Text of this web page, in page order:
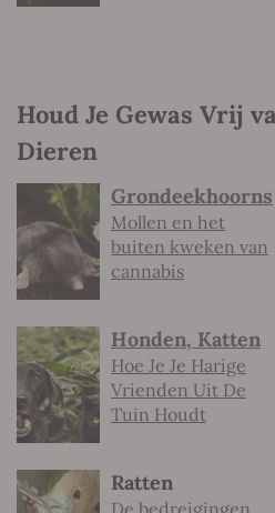
Houd Je Gewas Vrij
Dieren
Grondeekhoorns
Mollen en het
buiten kweken van
cannabis
Honden, Katten
Hoe Je Je Harige
Vrienden Uit De
Tuin Houdt
Ratten